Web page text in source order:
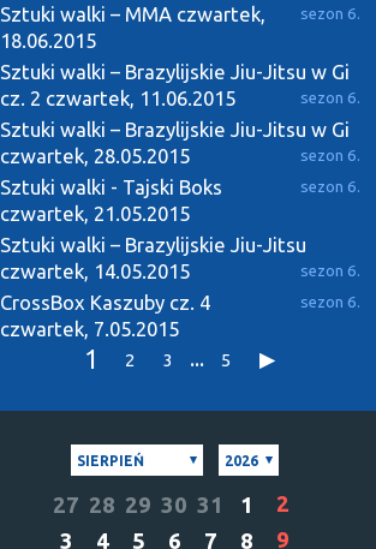
Sztuki walki – MMA sezon 6.
czwartek,
18.06.2015
Sztuki walki – Brazylijskie Jiu-Jitsu w Gi
cz. 2
sezon 6.
czwartek, 11.06.2015
Sztuki walki – Brazylijskie Jiu-Jitsu w Gi
sezon 6.
czwartek, 28.05.2015
Sztuki walki - Tajski Boks sezon 6.
czwartek, 21.05.2015
Sztuki walki – Brazylijskie Jiu-Jitsu
sezon 6.
czwartek, 14.05.2015
CrossBox Kaszuby cz. 4 sezon 6.
czwartek, 7.05.2015
1 2 3 ... 5
SIERPIEŃ 2026
27 28 29 30 31 1
2
3
4 5 6 7 8
9